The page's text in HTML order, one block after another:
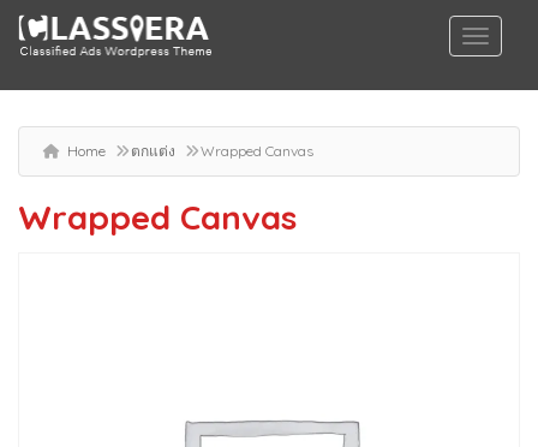
Home ตกแต่ง Wrapped Canvas
Wrapped Canvas